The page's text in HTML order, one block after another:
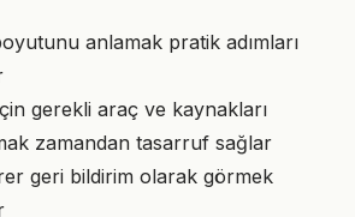
anlamak pratik adımları
gerekli araç ve kaynakları
zamandan tasarruf sağlar
geri bildirim olarak görmek